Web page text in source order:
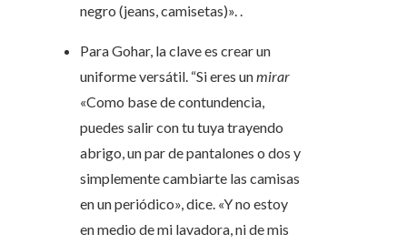
negro (jeans, camisetas)». .
Para Gohar, la clave es crear un
uniforme versátil. “Si eres unmirar
«Como base de contundencia,
puedes salir con tu tuya trayendo
abrigo, un par de pantalones o dos y
simplemente cambiarte las camisas
en un periódico», dice. «Y no estoy
en medio de mi lavadora, ni de mis